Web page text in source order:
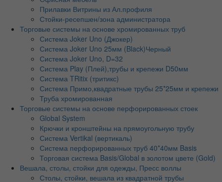
Прилавки Витрины из Ал.профиля
Стойки-ресепшен/зона администратора
Торговые системы на основе хромированных труб
Система Joker Uno (Джокер)
Система Joker Uno 25мм (Black)Черный
Система Joker Uno, D=32
Система Play (Плей),трубы и крепежи D50мм
Система TRitix (тритикс)
Система Примо,квадратные трубы 25*25мм и крепежи
Труба хромированная
Торговые системы на основе перфорированных стоек
Global System
Крючки и кронштейны на прямоугольную трубу
Система Vertikal (вертикаль)
Система перфорированных труб 40*40мм Basis
Торговая система Basis/Global в золотом цвете (Gold)
Вешала, столы, стойки для одежды, Пресс воллы
Столы, стойки, вешала из квадратной трубы